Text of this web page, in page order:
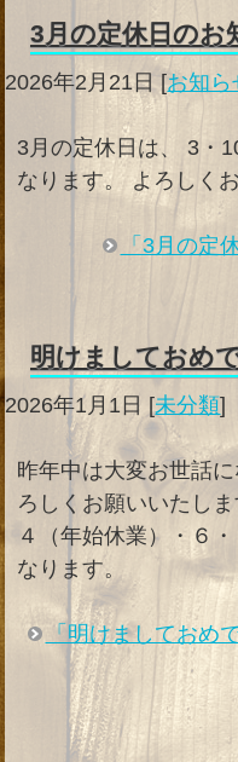
3月の定休日のお
2026年2月21日[お知ら
3月の定休日は、 3・
なります。 よろしく
「3月の定
明けましておめ
2026年1月1日 [未分類]
昨年中は大変お世話
ろしくお願いいたし
４（年始休業）・６
なります。
「明けましておめ